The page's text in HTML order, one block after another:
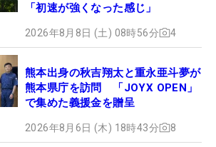
「初速が強くなった感じ」
2026年8月8日 (土) 08時56分 4
熊本出身の秋吉翔太と重永亜斗夢が
熊本県庁を訪問 「JOYX OPEN」
で集めた義援金を贈呈
2026年8月6日 (木) 18時43分 8